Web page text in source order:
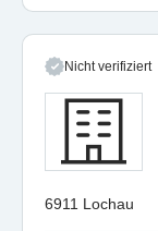
Nicht verifiziert
6911 Lochau